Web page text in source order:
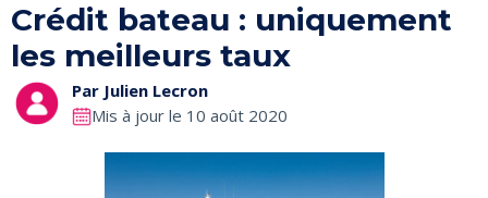
Crédit bateau : uniquement
les meilleurs taux
Par Julien Lecron
Mis à jour le 10 août 2020